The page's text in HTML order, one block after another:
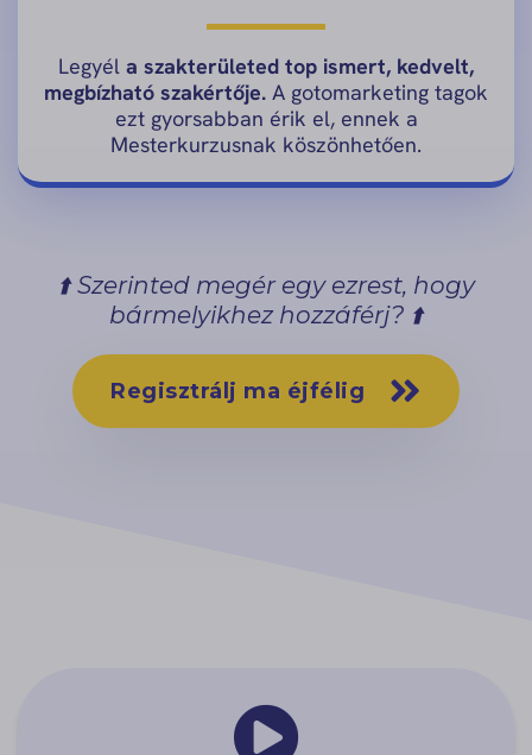
Legyél a szakterületed top ismert, kedvelt,
megbízható szakértője. A gotomarketing tagok
ezt gyorsabban érik el, ennek a
Mesterkurzusnak köszönhetően.
⬆️ Szerinted megér egy ezrest, hogy
bármelyikhez hozzáférj? ⬆️
Regisztrálj ma éjfélig